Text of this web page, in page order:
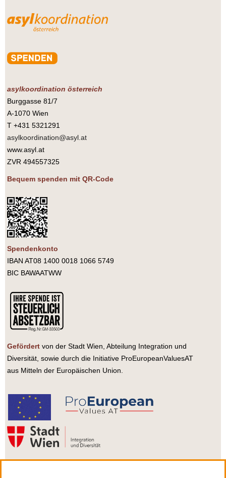
asylkoordination österreich
Burggasse 81/7
A-1070 Wien
T +431 5321291
asylkoordination@asyl.at
www.asyl.at
ZVR 494557325
Bequem spenden mit QR-Code
Spendenkonto
IBAN AT08 1400 0018 1066 5749
BIC BAWAATWW
Gefördert von der Stadt Wien, Abteilung Integration und
Diversität, sowie durch die Initiative ProEuropeanValuesAT
aus Mitteln der Europäischen Union.